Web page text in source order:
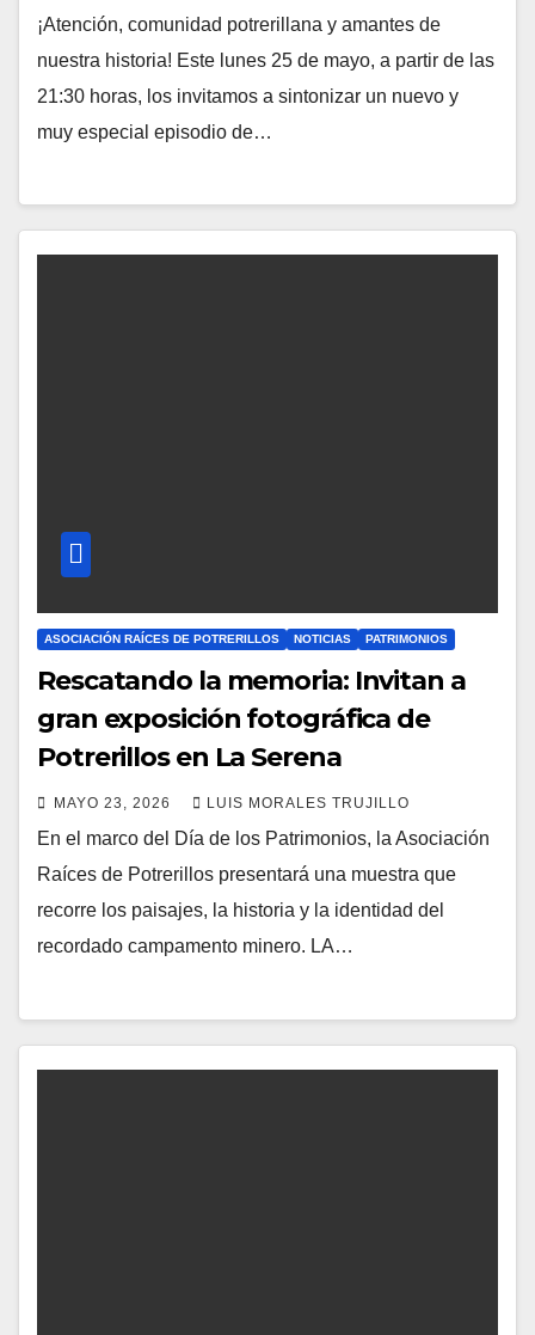
¡Atención, comunidad potrerillana y amantes de
nuestra historia! Este lunes 25 de mayo, a partir de las
21:30 horas, los invitamos a sintonizar un nuevo y
muy especial episodio de…
ASOCIACIÓN RAÍCES DE POTRERILLOS NOTICIAS PATRIMONIOS
Rescatando la memoria: Invitan a
gran exposición fotográfica de
Potrerillos en La Serena
MAYO 23, 2026 LUIS MORALES TRUJILLO
En el marco del Día de los Patrimonios, la Asociación
Raíces de Potrerillos presentará una muestra que
recorre los paisajes, la historia y la identidad del
recordado campamento minero. LA…